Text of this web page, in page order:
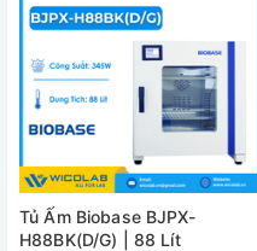
Tủ Ấm Biobase BJPX-
H88BK(D/G) | 88 Lít